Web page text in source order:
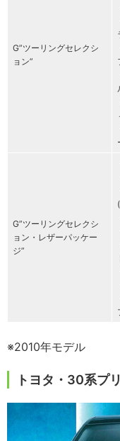
G”ツーリングセレクシ
ョン”
G”ツーリングセレクシ
ョン・レザーパッケー
ジ”
※2010年モデル
トヨタ・30系プ